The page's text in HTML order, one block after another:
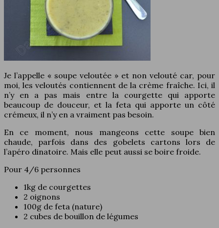
Je l’appelle « soupe veloutée » et non velouté car, pour
moi, les veloutés contiennent de la crème fraîche. Ici, il
n’y en a pas mais entre la courgette qui apporte
beaucoup de douceur, et la feta qui apporte un côté
crémeux, il n’y en a vraiment pas besoin.
En ce moment, nous mangeons cette soupe bien
chaude, parfois dans des gobelets cartons lors de
l’apéro dinatoire. Mais elle peut aussi se boire froide.
Pour 4/6 personnes
1kg de courgettes
2 oignons
100g de feta (nature)
2 cubes de bouillon de légumes